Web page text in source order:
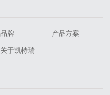
品牌 产品方案
关于凯特瑞